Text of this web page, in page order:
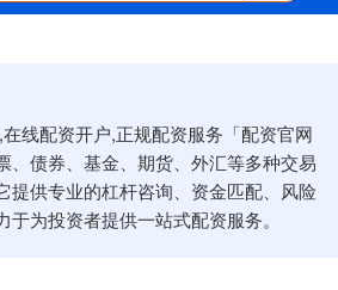
线配资开户,正规配资服务「配资官网
、债券、基金、期货、外汇等多种交易
提供专业的杠杆咨询、资金匹配、风险
为投资者提供一站式配资服务。